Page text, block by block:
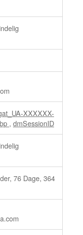
XXXXXX-
, dmSessionID
76 Dage, 364